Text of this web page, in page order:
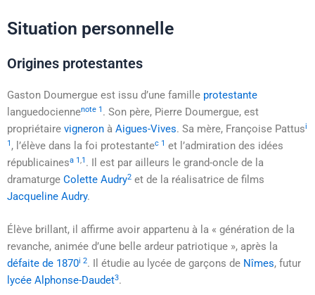
Situation personnelle
Origines protestantes
Gaston Doumergue est issu d’une famille protestante
languedociennenote 1 . Son père, Pierre Doumergue, est
propriétaire vigneron à Aigues-Vives. Sa mère, Françoise Pattusi
1 , l’élève dans la foi protestantec 1 et l’admiration des idées
républicainesa 1 1 . Il est par ailleurs le grand-oncle de la
dramaturge Colette Audry2 et de la réalisatrice de films
Jacqueline Audry.
Élève brillant, il affirme avoir appartenu à la « génération de la
revanche, animée d’une belle ardeur patriotique », après la
défaite de 1870i 2. Il étudie au lycée de garçons de Nîmes, futur
lycée Alphonse-Daudet3.